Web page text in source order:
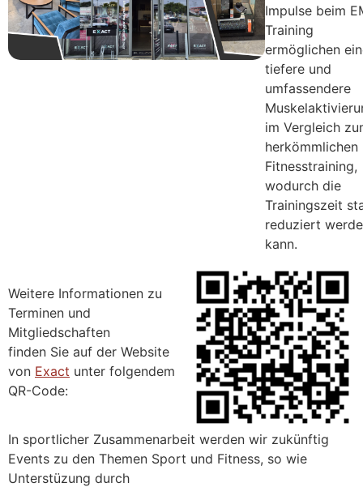
Impulse beim
Training
ermöglichen
tiefere und
umfassendere
im Vergleich
herkömmlichen
Fitnesstraining,
wodurch die
Trainingszeit
reduziert
kann.
Weitere Informationen zu
Terminen und
Mitgliedschaften
finden Sie auf der Website
von Exact unter folgendem
QR-Code:
In sportlicher Zusammenarbeit werden wir zukünftig
Events zu den Themen Sport und Fitness, so wie
Unterstüzung durch